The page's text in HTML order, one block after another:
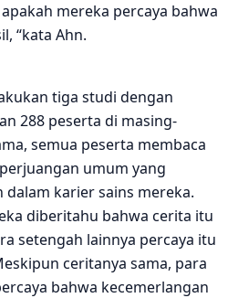
mereka percaya bahwa
“kata Ahn.
tiga studi dengan
288 peserta di masing-
semua peserta membaca
umum yang
karier sains mereka.
diberitahu bahwa cerita itu
setengah lainnya percaya itu
ceritanya sama, para
bahwa kecemerlangan